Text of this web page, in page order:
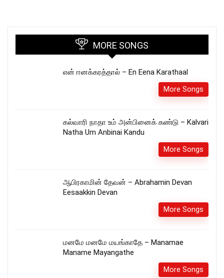
MORE SONGS
என் ஈனக்கரத்தால் – En Eena Karathaal
More Songs
கல்வாரி நாதா உம் அன்பினைக் கண்டு – Kalvari
Natha Um Anbinai Kandu
More Songs
ஆபிரகாமின் தேவன் – Abrahamin Devan
Eesaakkin Devan
More Songs
மனமே மனமே மயங்காதே – Manamae
Maname Mayangathe
More Songs